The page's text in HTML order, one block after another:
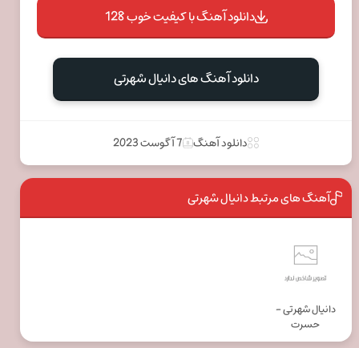
دانلود آهنگ با کیفیت خوب 128
دانلود آهنگ های دانیال شهرتی
دانلود آهنگ 7 آگوست 2023
آهنگ های مرتبط دانیال شهرتی
دانیال شهرتی -
حسرت